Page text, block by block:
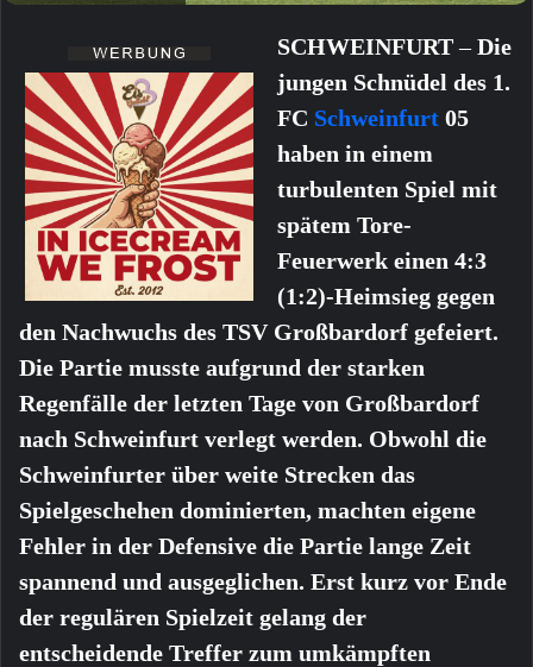
SCHWEINFURT–Die
jungen Schnüdel des 1.
FC Schweinfurt 05
haben in einem
turbulenten Spiel mit
spätem Tore-
Feuerwerk einen 4:3
(1:2)-Heimsieg gegen
den Nachwuchs des TSV Großbardorf gefeiert.
Die Partie musste aufgrund der starken
Regenfälle der letzten Tage von Großbardorf
nach Schweinfurt verlegt werden. Obwohl die
Schweinfurter über weite Strecken das
Spielgeschehen dominierten, machten eigene
Fehler in der Defensive die Partie lange Zeit
spannend und ausgeglichen. Erst kurz vor Ende
der regulären Spielzeit gelang der
entscheidende Treffer zum umkämpften